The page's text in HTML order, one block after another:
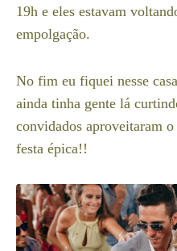
19h e eles estavam
empolgação.
No fim eu fiquei nesse
ainda tinha gente lá
convidados aproveitaram
festa épica!!